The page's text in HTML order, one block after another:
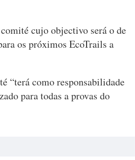
cujo objectivo será o de
os próximos EcoTrails a
“terá como responsabilidade
para todas a provas do